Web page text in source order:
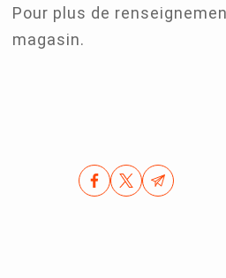
Pour plus de
magasin.